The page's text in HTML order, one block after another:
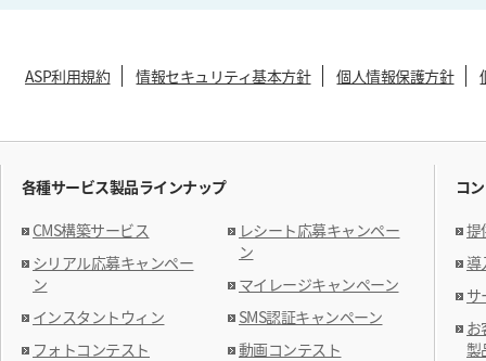
ASP利用規約 情報セキュリティ基本方針 個人情報保護方針
各種サービス製品ラインナップ
CMS構築サービス
シリアル応募キャンペー
ン
インスタントウィン
フォトコンテスト
レシート応募キャンペー
ン
マイレージキャンペーン
SMS認証キャンペーン
動画コンテスト
コ
提
導
サ
お
製